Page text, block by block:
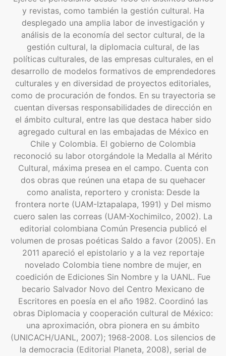
y revistas, como también la gestión cultural. Ha
desplegado una amplia labor de investigación y
análisis de la economía del sector cultural, de la
gestión cultural, la diplomacia cultural, de las
políticas culturales, de las empresas culturales, en el
desarrollo de modelos formativos de emprendedores
culturales y en diversidad de proyectos editoriales,
como de procuración de fondos. En su trayectoria se
cuentan diversas responsabilidades de dirección en
el ámbito cultural, entre las que destaca haber sido
agregado cultural en las embajadas de México en
Chile y Colombia. El gobierno de Colombia
reconoció su labor otorgándole la Medalla al Mérito
Cultural, máxima presea en el campo. Cuenta con
dos obras que reúnen una etapa de su quehacer
como analista, reportero y cronista: Desde la
frontera norte (UAM-Iztapalapa, 1991) y Del mismo
cuero salen las correas (UAM-Xochimilco, 2002). La
editorial colombiana Común Presencia publicó el
volumen de prosas poéticas Saldo a favor (2005). En
2011 apareció el epistolario y a la vez reportaje
novelado Colombia tiene nombre de mujer, en
coedición de Ediciones Sin Nombre y la UANL. Fue
becario Salvador Novo del Centro Mexicano de
Escritores en poesía en el año 1982. Coordinó las
obras Diplomacia y cooperación cultural de México:
una aproximación, obra pionera en su ámbito
(UNICACH/UANL, 2007); 1968-2008. Los silencios de
la democracia (Editorial Planeta, 2008), serial de